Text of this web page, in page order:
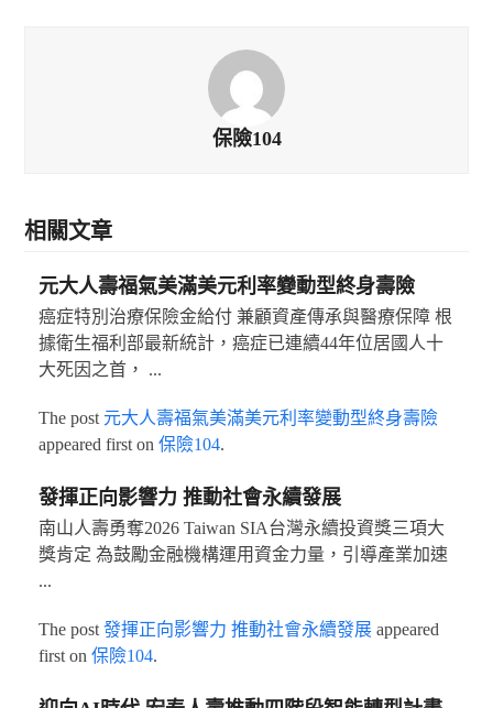
保險104
相關文章
元大人壽福氣美滿美元利率變動型終身壽險
癌症特別治療保險金給付 兼顧資產傳承與醫療保障 根
據衛生福利部最新統計，癌症已連續44年位居國人十
大死因之首， ...
The post 元大人壽福氣美滿美元利率變動型終身壽險
appeared first on 保險104.
發揮正向影響力 推動社會永續發展
南山人壽勇奪2026 Taiwan SIA台灣永續投資獎三項大
獎肯定 為鼓勵金融機構運用資金力量，引導產業加速
...
The post 發揮正向影響力 推動社會永續發展appeared
first on 保險104.